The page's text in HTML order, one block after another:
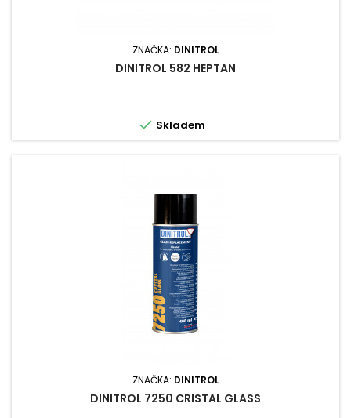
ZNAČKA: DINITROL
DINITROL 582 HEPTAN
 Skladem
ZNAČKA: DINITROL
DINITROL 7250 CRISTAL GLASS